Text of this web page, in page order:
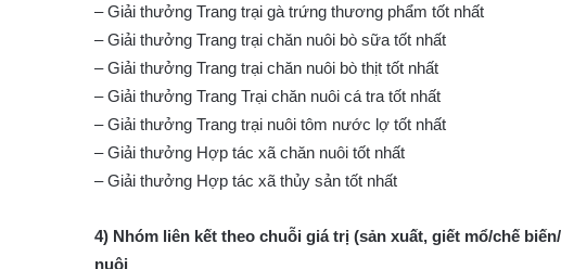
– Giải thưởng Trang trại gà trứng thương phẩm tốt nhất
– Giải thưởng Trang trại chăn nuôi bò sữa tốt nhất
– Giải thưởng Trang trại chăn nuôi bò thịt tốt nhất
– Giải thưởng Trang Trại chăn nuôi cá tra tốt nhất
– Giải thưởng Trang trại nuôi tôm nước lợ tốt nhất
– Giải thưởng Hợp tác xã chăn nuôi tốt nhất
– Giải thưởng Hợp tác xã thủy sản tốt nhất
4) Nhóm liên kết theo chuỗi giá trị (sản xuất, giết mổ/chế
nuôi